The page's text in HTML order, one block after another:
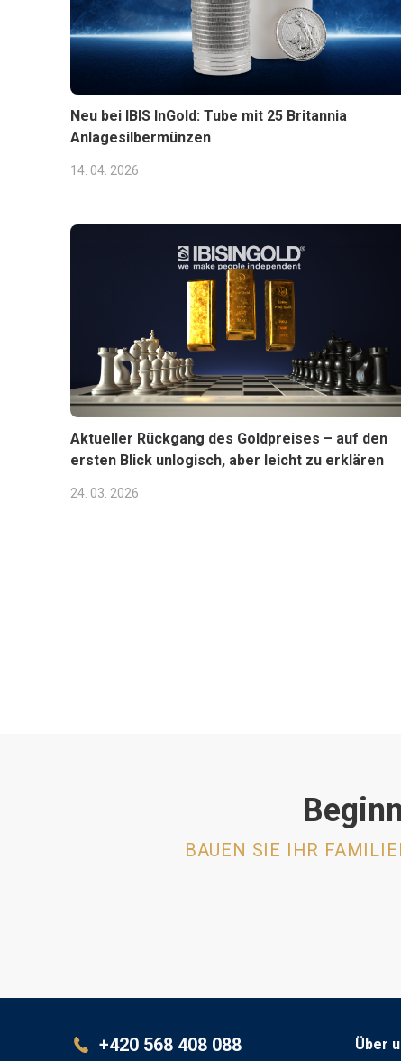
Neu bei IBIS InGold: Tube mit 25 Britannia
Anlagesilbermünzen
14. 04. 2026
Aktueller Rückgang des Goldpreises – auf den
ersten Blick unlogisch, aber leicht zu erklären
24. 03. 2026
BAUEN SIE IHR
+420 568 408 088 Über